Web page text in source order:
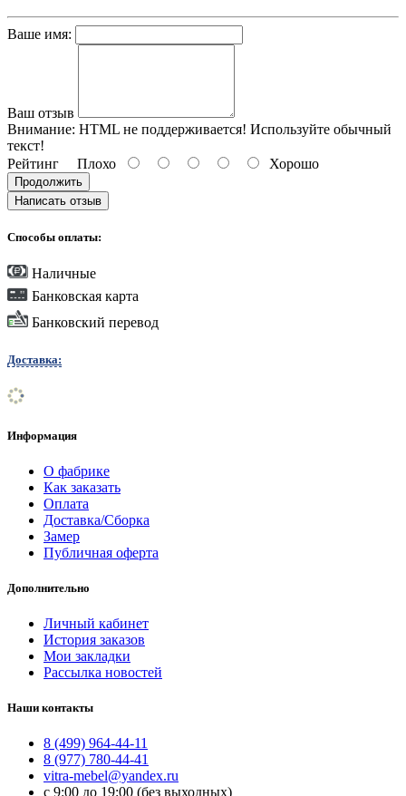
Ваше имя:
Ваш отзыв
Внимание: HTML не поддерживается! Используйте обычный
текст!
Рейтинг Плохо Хорошо
Продолжить
Написать отзыв
Способы оплаты:
Наличные
Банковская карта
Банковский перевод
Доставка:
Информация
О фабрике
Как заказать
Оплата
Доставка/Сборка
Замер
Публичная оферта
Дополнительно
Личный кабинет
История заказов
Мои закладки
Рассылка новостей
Наши контакты
8 (499) 964-44-11
8 (977) 780-44-41
vitra-mebel@yandex.ru
с 9:00 до 19:00 (без выходных)